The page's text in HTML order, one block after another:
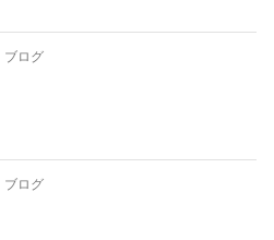
ブログ
ブログ